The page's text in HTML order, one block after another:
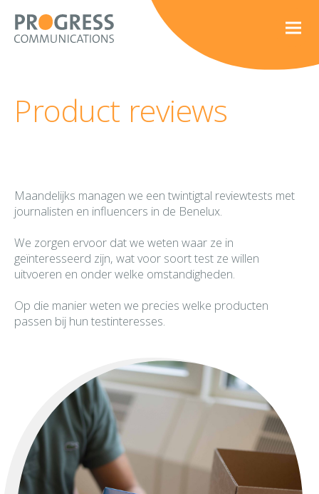
Product reviews
Maandelijks managen we een twintigtal reviewtests met
journalisten en influencers in de Benelux.
We zorgen ervoor dat we weten waar ze in
geïnteresseerd zijn, wat voor soort test ze willen
uitvoeren en onder welke omstandigheden.
Op die manier weten we precies welke producten
passen bij hun testinteresses.